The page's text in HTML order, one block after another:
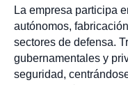
La empresa participa
autónomos,
sectores de defensa.
gubernamentales y
seguridad,